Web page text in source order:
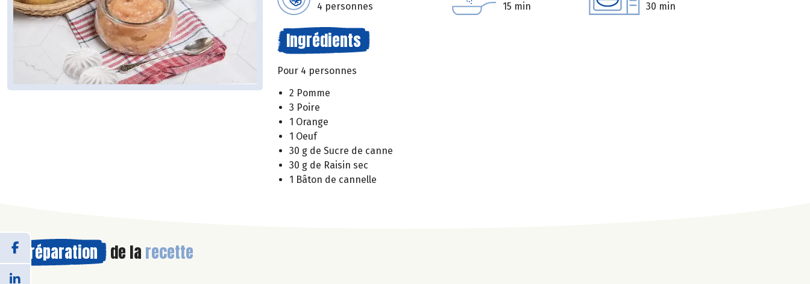
4 personnes 15 min 30 min
Ingrédients
Pour 4 personnes
2 Pomme
3 Poire
1 Orange
1 Oeuf
30 g de Sucre de canne
30 g de Raisin sec
1 Bâton de cannelle
Préparation de la recette